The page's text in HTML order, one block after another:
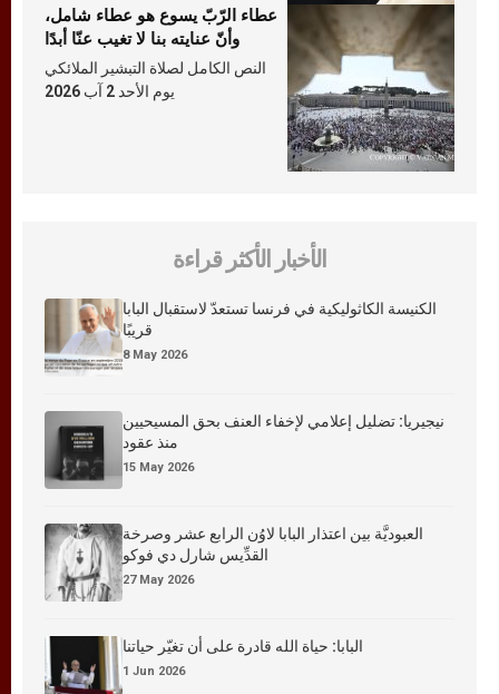
عطاء الرّبّ يسوع هو عطاء شامل،
وأنّ عنايته بنا لا تغيب عنّا أبدًا
النص الكامل لصلاة التبشير الملائكي
يوم الأحد 2 آب 2026
الأخبار الأكثر قراءة
الكنيسة الكاثوليكية في فرنسا تستعدّ لاستقبال البابا
قريبًا
8 May 2026
نيجيريا: تضليل إعلامي لإخفاء العنف بحق المسيحيين
منذ عقود
15 May 2026
العبوديَّة بين اعتذار البابا لاوُن الرابع عشر وصرخة
القدِّيس شارل دي فوكو
27 May 2026
البابا: حياة الله قادرة على أن تغيّر حياتنا
1 Jun 2026